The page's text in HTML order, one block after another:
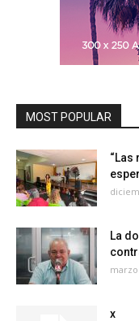
MOST POPULAR
“Las
La
marzo
x